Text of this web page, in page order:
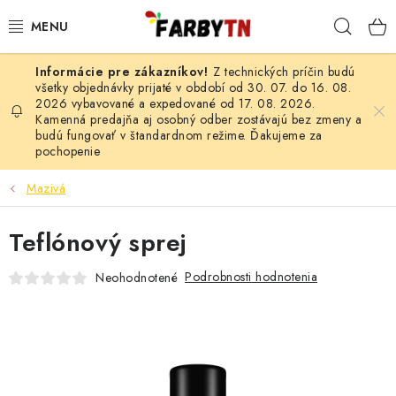
na
FARBY A LAKY
STAVEBNÁ CHÉMIA
MALIARSKE POTREBY
Z technických príčin budú
všetky objednávky prijaté v období od 30. 07. do 16. 08.
2026 vybavované a expedované od 17. 08. 2026.
Kamenná predajňa aj osobný odber zostávajú bez zmeny a
budú fungovať v štandardnom režime. Ďakujeme za
pochopenie
Mazivá
Teflónový sprej
Neohodnotené Podrobnosti hodnotenia